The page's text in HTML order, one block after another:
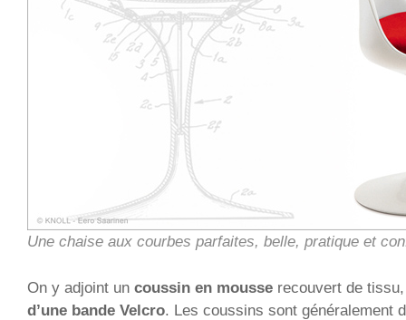
Une chaise aux courbes parfaites, belle, pratique et
On y adjoint un coussin en mousse recouvert de
d’une bande Velcro. Les coussins sont généralement